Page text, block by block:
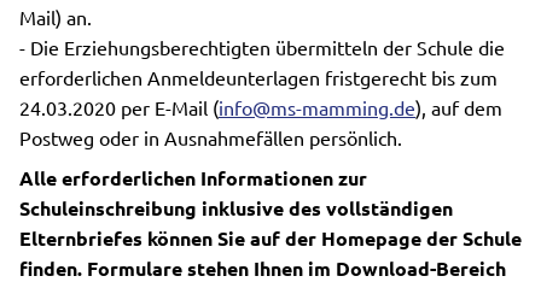
Mail) an.
- Die Erziehungsberechtigten übermitteln der Schule die
erforderlichen Anmeldeunterlagen fristgerecht bis zum
24.03.2020 per E-Mail (info@ms-mamming.de), auf dem
Postweg oder in Ausnahmefällen persönlich.
Alle erforderlichen Informationen zur
Schuleinschreibung inklusive des vollständigen
Elternbriefes können Sie auf der Homepage der Schule
finden. Formulare stehen Ihnen im Download-Bereich